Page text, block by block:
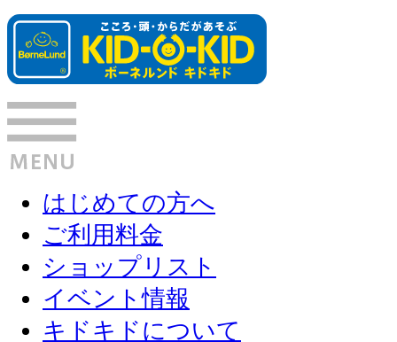
はじめての方へ
ご利用料金
ショップリスト
イベント情報
キドキドについて